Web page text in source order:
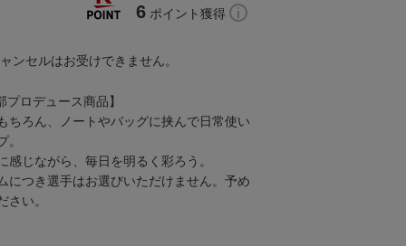
6 ポイント獲得
ンセルはお受けできません。
ロデュース商品】
ちろん、ノートやバッグに挟んで日常使い
。
感じながら、毎日を明るく彩ろう。
つき選手はお選びいただけません。予め
さい。